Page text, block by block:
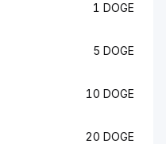
1 DOGE
5 DOGE
10 DOGE
20 DOGE